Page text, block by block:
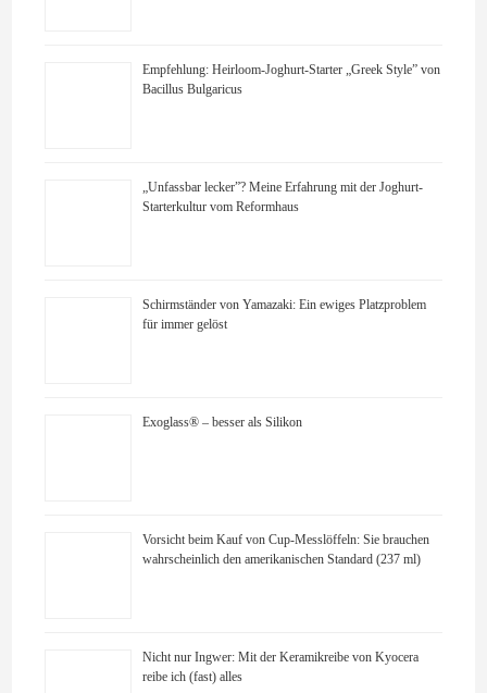
Empfehlung: Heirloom-Joghurt-Starter „Greek Style” von
Bacillus Bulgaricus
„Unfassbar lecker”? Meine Erfahrung mit der Joghurt-
Starterkultur vom Reformhaus
Schirmständer von Yamazaki: Ein ewiges Platzproblem
für immer gelöst
Exoglass® – besser als Silikon
Vorsicht beim Kauf von Cup-Messlöffeln: Sie brauchen
wahrscheinlich den amerikanischen Standard (237 ml)
Nicht nur Ingwer: Mit der Keramikreibe von Kyocera
reibe ich (fast) alles